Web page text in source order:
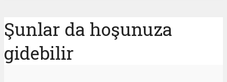
Şunlar da hoşunuza
gidebilir